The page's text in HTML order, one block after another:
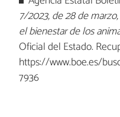
7/2023, de 28 de
el bienestar de los
Oficial del Estado.
https://www.boe.es/
7936